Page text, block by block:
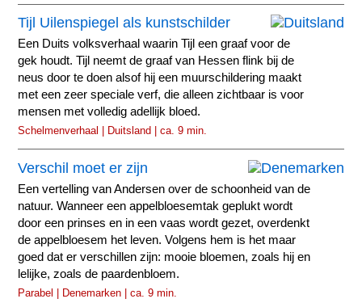
Tijl Uilenspiegel als kunstschilder
Een Duits volksverhaal waarin Tijl een graaf voor de
gek houdt. Tijl neemt de graaf van Hessen flink bij de
neus door te doen alsof hij een muurschildering maakt
met een zeer speciale verf, die alleen zichtbaar is voor
mensen met volledig adellijk bloed.
Schelmenverhaal | Duitsland | ca. 9 min.
Verschil moet er zijn
Een vertelling van Andersen over de schoonheid van de
natuur. Wanneer een appelbloesemtak geplukt wordt
door een prinses en in een vaas wordt gezet, overdenkt
de appelbloesem het leven. Volgens hem is het maar
goed dat er verschillen zijn: mooie bloemen, zoals hij en
lelijke, zoals de paardenbloem.
Parabel | Denemarken | ca. 9 min.